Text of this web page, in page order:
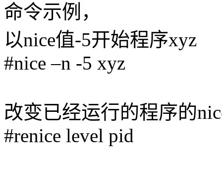
命令示例，
以nice值-5开始程序xyz
#nice –n -5 xyz
改变已经运行的程序的
#renice level pid